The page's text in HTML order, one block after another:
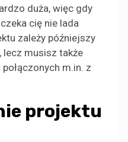
duża, więc gdy
cię nie lada
zależy późniejszy
lecz musisz także
m.in. z
projektu